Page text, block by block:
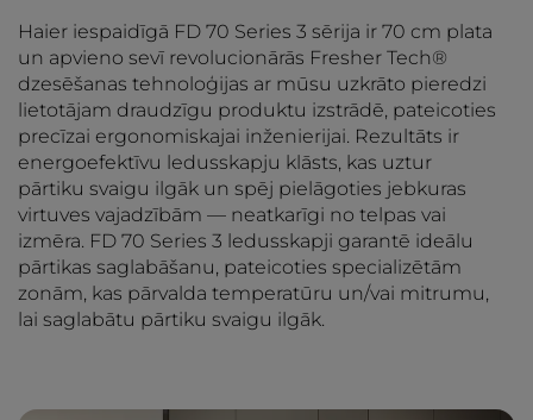
Haier iespaidīgā FD 70 Series 3 sērija ir 70 cm plata
un apvieno sevī revolucionārās Fresher Tech®
dzesēšanas tehnoloģijas ar mūsu uzkrāto pieredzi
lietotājam draudzīgu produktu izstrādē, pateicoties
precīzai ergonomiskajai inženierijai. Rezultāts ir
energoefektīvu ledusskapju klāsts, kas uztur
pārtiku svaigu ilgāk un spēj pielāgoties jebkuras
virtuves vajadzībām — neatkarīgi no telpas vai
izmēra. FD 70 Series 3 ledusskapji garantē ideālu
pārtikas saglabāšanu, pateicoties specializētām
zonām, kas pārvalda temperatūru un/vai mitrumu,
lai saglabātu pārtiku svaigu ilgāk.